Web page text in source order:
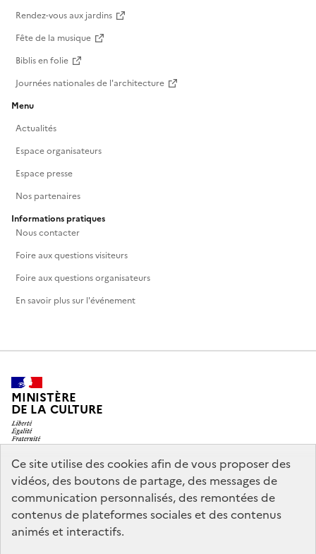
Ce site utilise des cookies afin de vous proposer des
vidéos, des boutons de partage, des messages de
communication personnalisés, des remontées de
contenus de plateformes sociales et des contenus
animés et interactifs.
Rendez-vous aux jardins
Fête de la musique
Biblis en folie
Journées nationales de l'architecture
Menu
Actualités
Espace organisateurs
Espace presse
Nos partenaires
Informations pratiques
Nous contacter
Foire aux questions visiteurs
Foire aux questions organisateurs
En savoir plus sur l'événement
MINISTÈRE
DE LA CULTURE
legifrance.gouv.fr
info.gouv.fr
service-public.gouv.fr
data.gouv.fr